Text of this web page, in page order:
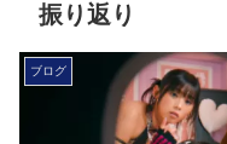
振り返り
ブログ